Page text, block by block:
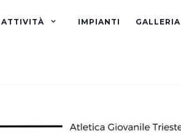
ATTIVITÀ IMPIANTI